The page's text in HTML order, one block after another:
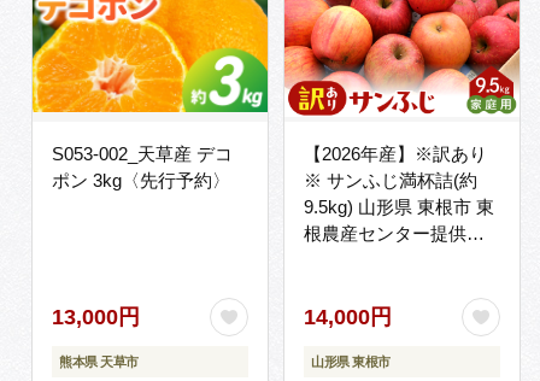
S053-002_天草産 デコ
ポン 3kg〈先行予約〉
13,000円
熊本県 天草市
【2026年産】※訳あり
※ サンふじ満杯詰(約
9.5kg) 山形県 東根市 東
根農産センター提供
14,000円
山形県 東根市